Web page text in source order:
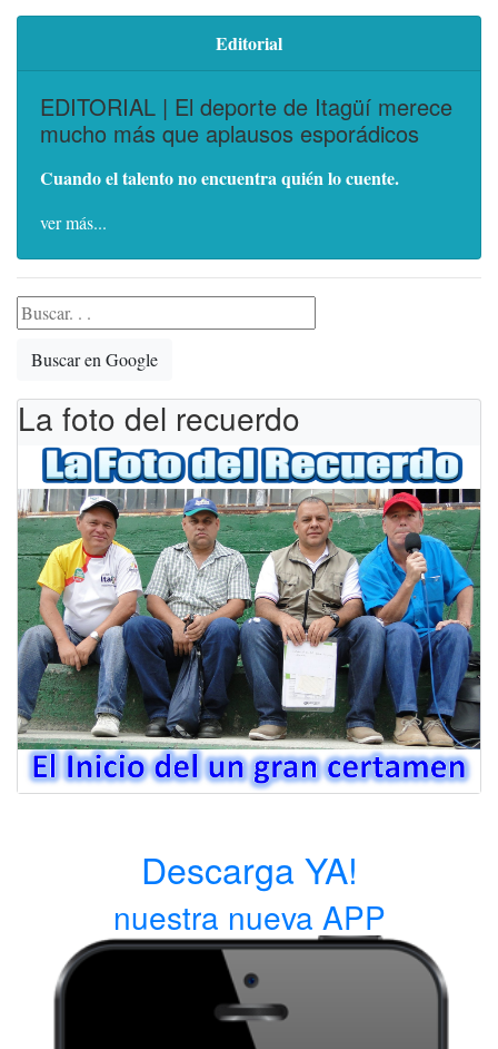
Editorial
EDITORIAL | El deporte de Itagüí merece
mucho más que aplausos esporádicos
Cuando el talento no encuentra quién lo cuente.
ver más...
Buscar en Google
La foto del recuerdo
Descarga YA!
nuestra nueva APP